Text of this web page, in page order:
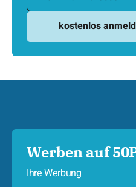
Werben auf
Ihre Werbung